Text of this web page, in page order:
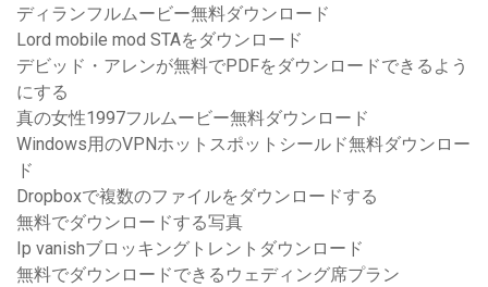
ディランフルムービー無料ダウンロード
Lord mobile mod STAをダウンロード
デビッド・アレンが無料でPDFをダウンロードできるよう
にする
真の女性1997フルムービー無料ダウンロード
Windows用のVPNホットスポットシールド無料ダウンロー
ド
Dropboxで複数のファイルをダウンロードする
無料でダウンロードする写真
Ip vanishブロッキングトレントダウンロード
無料でダウンロードできるウェディング席プラン